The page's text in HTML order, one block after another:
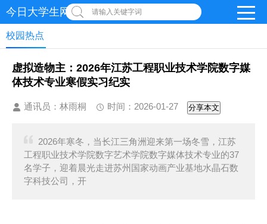
今日大学生网 | 在线投稿
请输入关键字词
校园热点
虚拟造物主：2026年江苏工程职业技术学院数字媒
体技术专业寒假实习纪实
通讯员：林雨桐 时间：2026-01-27 分享本文
2026年寒冬，当长江三角洲迎来第一场冬雪，江苏
工程职业技术学院数字艺术学院数字媒体技术专业的37
名学子，迎着晨光走进苏州国家动画产业基地水晶石数
字科技公司，开